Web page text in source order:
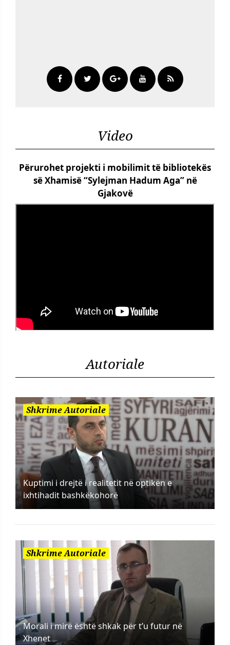
Video
Përurohet projekti i mobilimit të bibliotekës
së Xhamisë “Sylejman Hadum Aga” në
Gjakovë
Autoriale
Shkrime Autoriale
Kuptimi i drejtë i realitetit në optikën e
ixhtihadit bashkëkohorë
Shkrime Autoriale
Morali i mirë është shkak për t’u futur në
Xhenet